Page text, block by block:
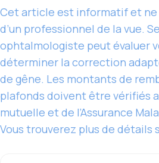
Cet article est informatif et ne
d’un professionnel de la vue.
ophtalmologiste peut évaluer
déterminer la correction
de gêne. Les montants de
plafonds doivent être vérifiés
mutuelle et de l’Assurance
Vous trouverez plus de détails